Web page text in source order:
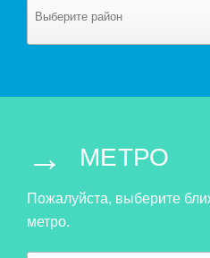
→ МЕТРО
Пожалуйста, выберите
метро.